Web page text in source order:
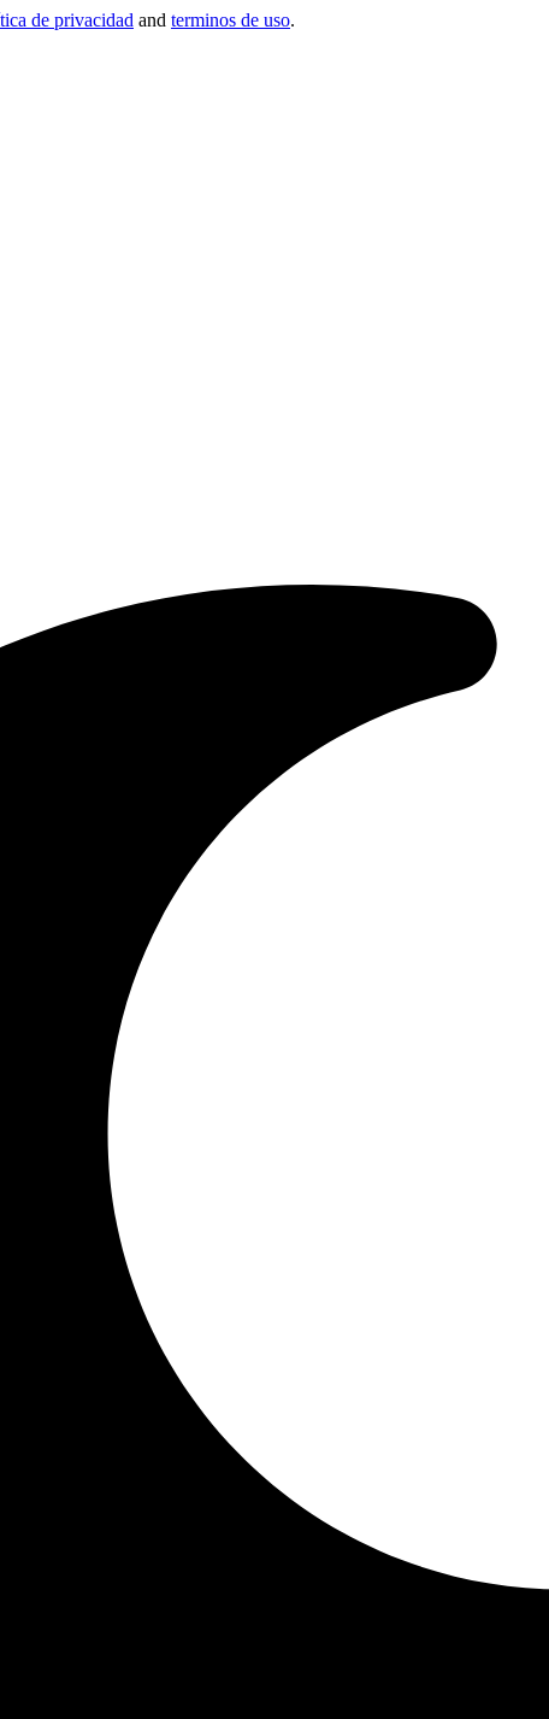
de privacidad and terminos de uso.